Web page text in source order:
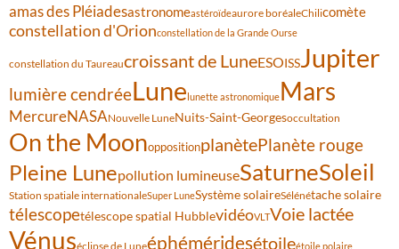
amas des Pléiadesastronomeastéroïdeaurore boréaleChilicomète
constellation d'Orionconstellation de la Grande Ourse
constellation du Taureaucroissant de LuneESOISSJupiter
lumière cendréeLunelunette astronomiqueMars
MercureNASANouvelle LuneNuits-Saint-Georgesoccultation
On the MoonoppositionplanètePlanète rouge
Pleine Lunepollution lumineuseSaturneSoleil
Station spatiale internationaleSuper LuneSystème solaireSélénétache solaire
télescopetélescope spatial HubblevidéoVLTVoie lactée
Vénuséclipse de Luneéphéméridesétoileétoile polaire